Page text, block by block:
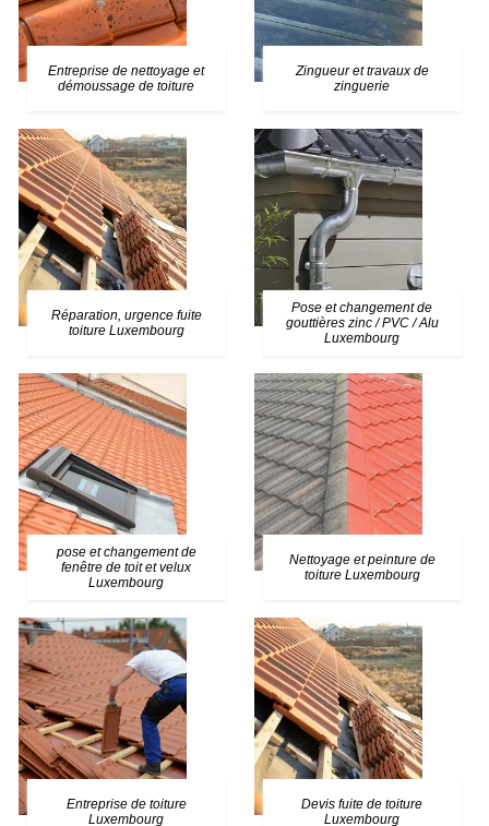
Entreprise de nettoyage et
démoussage de toiture
Zingueur et travaux de
zinguerie
Réparation, urgence fuite
toiture Luxembourg
Pose et changement de
gouttières zinc / PVC / Alu
Luxembourg
pose et changement de
fenêtre de toit et velux
Luxembourg
Nettoyage et peinture de
toiture Luxembourg
Entreprise de toiture
Luxembourg
Devis fuite de toiture
Luxembourg